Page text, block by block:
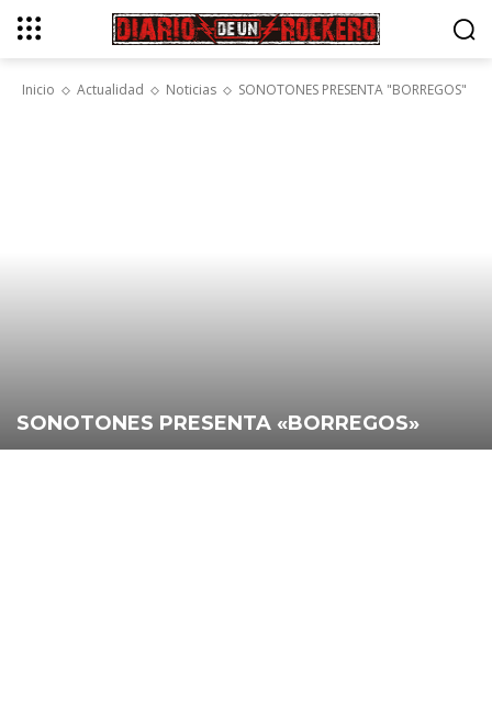
Inicio Actualidad Noticias SONOTONES PRESENTA "BORREGOS"
SONOTONES PRESENTA «BORREGOS»